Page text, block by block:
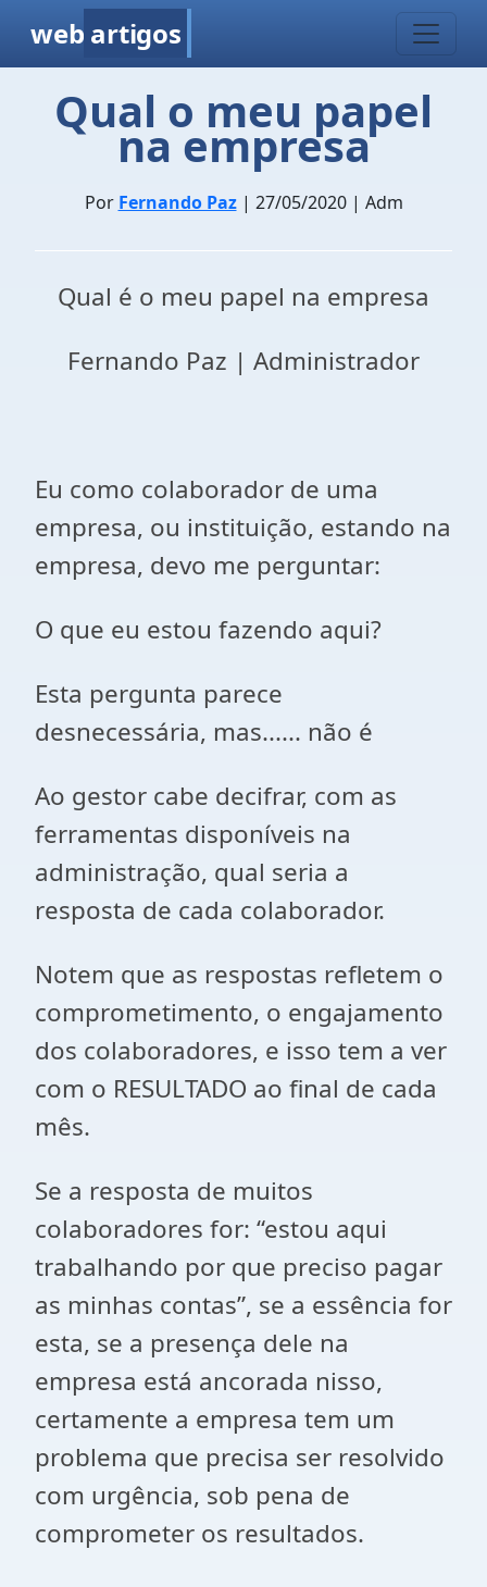
web artigos
Qual o meu papel
na empresa
Por Fernando Paz| 27/05/2020 | Adm
Qual é o meu papel na empresa
Fernando Paz | Administrador
Eu como colaborador de uma
empresa, ou instituição, estando na
empresa, devo me perguntar:
O que eu estou fazendo aqui?
Esta pergunta parece
desnecessária, mas...... não é
Ao gestor cabe decifrar, com as
ferramentas disponíveis na
administração, qual seria a
resposta de cada colaborador.
Notem que as respostas refletem o
comprometimento, o engajamento
dos colaboradores, e isso tem a ver
com o RESULTADO ao final de cada
mês.
Se a resposta de muitos
colaboradores for: “estou aqui
trabalhando por que preciso pagar
as minhas contas”, se a essência for
esta, se a presença dele na
empresa está ancorada nisso,
certamente a empresa tem um
problema que precisa ser resolvido
com urgência, sob pena de
comprometer os resultados.